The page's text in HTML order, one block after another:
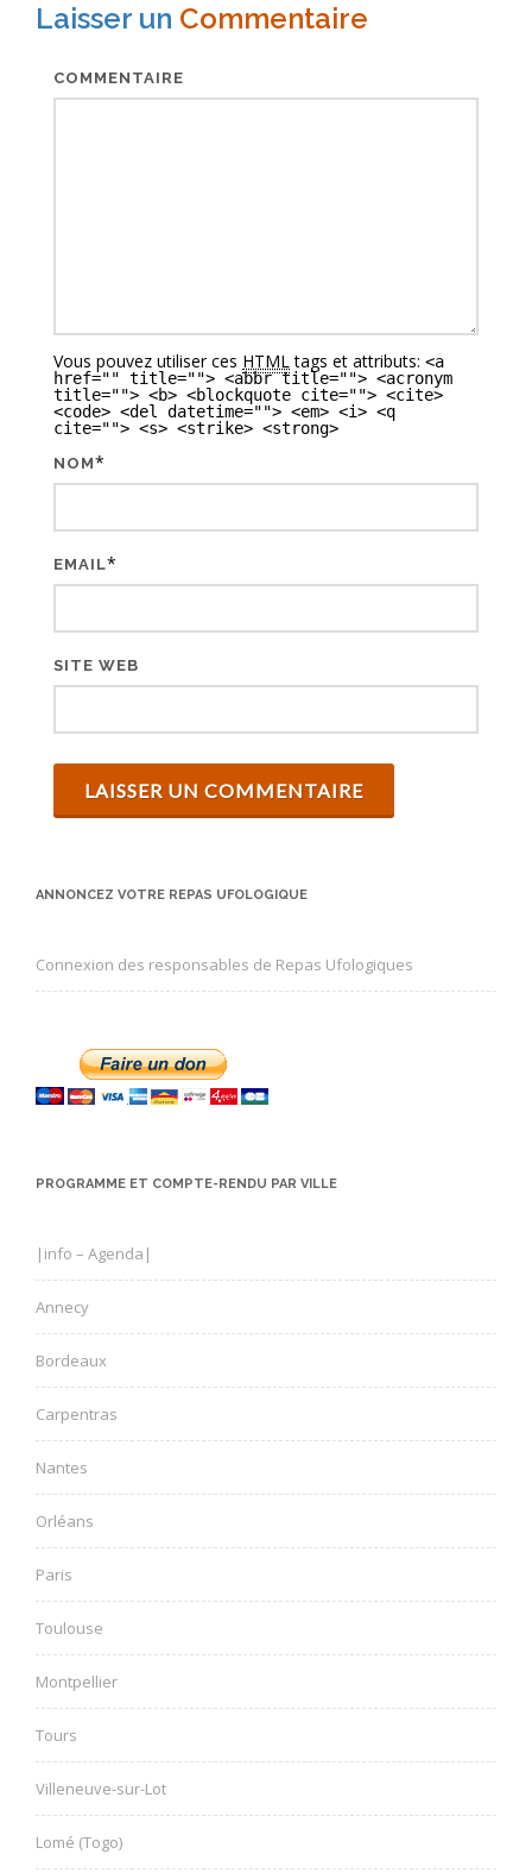
cLaisser un Commentaire
COMMENTAIRE
Vous pouvez utiliser ces HTMLtags et attributs: <a
href="" title=""> <abbr title=""> <acronym
title=""> <b> <blockquote cite=""> <cite>
<code> <del datetime=""> <em> <i> <q
cite=""> <s> <strike> <strong>
NOM*
EMAIL*
SITE WEB
ANNONCEZ VOTRE REPAS UFOLOGIQUE
Connexion des responsables de Repas Ufologiques
PROGRAMME ET COMPTE-RENDU PAR VILLE
|info – Agenda|
Annecy
Bordeaux
Carpentras
Nantes
Orléans
Paris
Toulouse
Montpellier
Tours
Villeneuve-sur-Lot
Lomé (Togo)